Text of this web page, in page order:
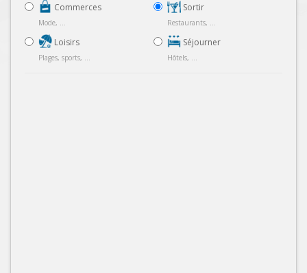
Commerces
Mode, ...
Loisirs
Plages, sports, ...
Sortir
Restaurants, ...
Séjourner
Hôtels, ...